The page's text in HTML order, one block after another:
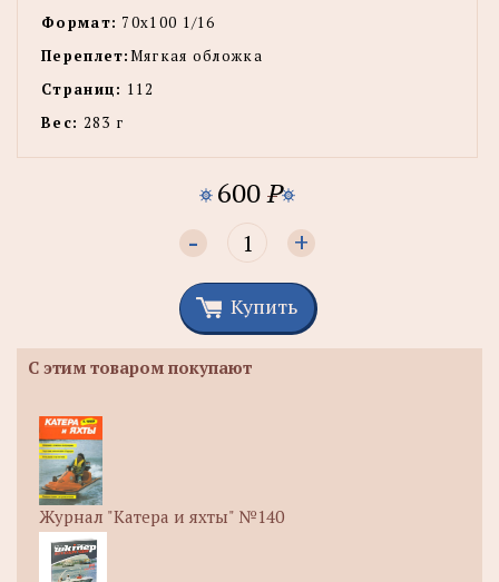
Формат: 70х100 1/16
Переплет:Мягкая обложка
Страниц: 112
Вес: 283 г
600P
- +
Купить
С этим товаром покупают
Журнал "Катера и яхты" №140